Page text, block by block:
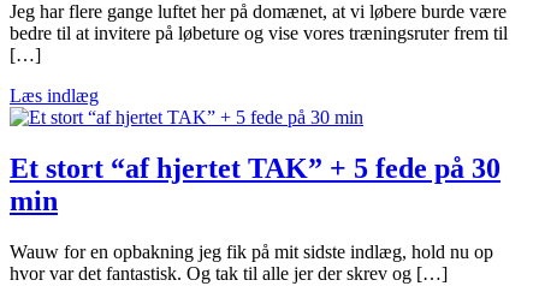
Jeg har flere gange luftet her på domænet, at vi løbere burde være
bedre til at invitere på løbeture og vise vores træningsruter frem til
[…]
Læs indlæg
Et stort “af hjertet TAK” + 5 fede på 30
min
Wauw for en opbakning jeg fik på mit sidste indlæg, hold nu op
hvor var det fantastisk. Og tak til alle jer der skrev og […]